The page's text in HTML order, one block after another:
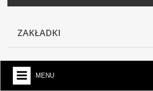
ZAKŁADKI
MENU